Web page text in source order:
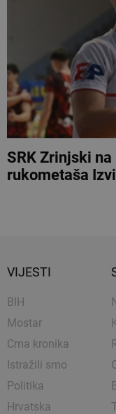
SRK Zrinjski
rukometaša
VIJESTI
BIH
Mostar
Crna kronika
Istražili smo
Politika
Hrvatska